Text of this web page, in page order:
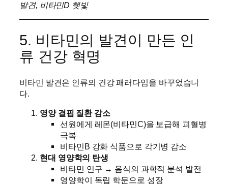
발견, 비타민D 햇빛
5. 비타민의 발견이 만든 인
류 건강 혁명
비타민 발견은 인류의 건강 패러다임을 바꾸었습니
다.
영양 결핍 질환 감소
선원에게 레몬(비타민C)을 보급해 괴혈병
극복
비타민B 강화 식품으로 각기병 감소
현대 영양학의 탄생
비타민 연구 → 음식의 과학적 분석 발전
영양학이 독립 학문으로 성장